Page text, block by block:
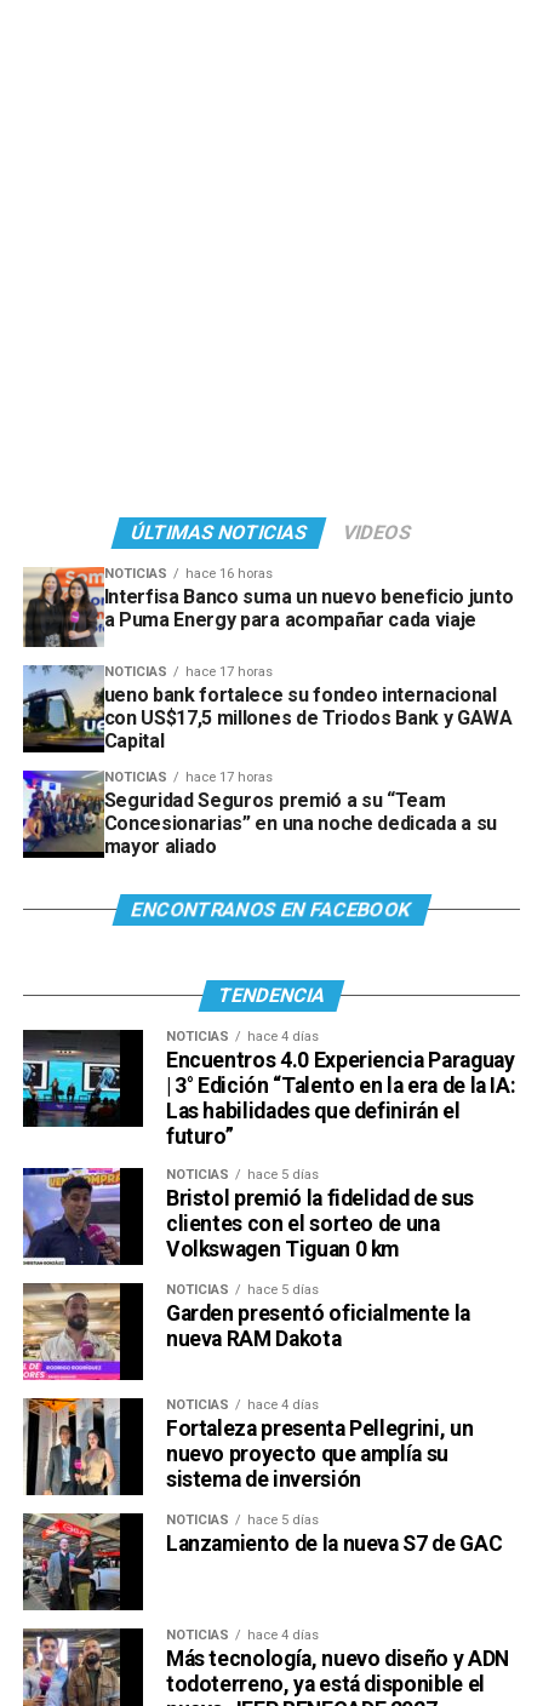
ÚLTIMAS NOTICIAS VIDEOS
NOTICIAS hace 16 horas
Interfisa Banco suma un nuevo beneficio junto
a Puma Energy para acompañar cada viaje
NOTICIAS hace 17 horas
ueno bank fortalece su fondeo internacional
con US$17,5 millones de Triodos Bank y GAWA
Capital
NOTICIAS hace 17 horas
Seguridad Seguros premió a su “Team
Concesionarias” en una noche dedicada a su
mayor aliado
ENCONTRANOS EN FACEBOOK
TENDENCIA
NOTICIAS hace 4 días
Encuentros 4.0 Experiencia Paraguay
| 3° Edición “Talento en la era de la IA:
Las habilidades que definirán el
futuro”
NOTICIAS hace 5 días
Bristol premió la fidelidad de sus
clientes con el sorteo de una
Volkswagen Tiguan 0 km
NOTICIAS hace 5 días
Garden presentó oficialmente la
nueva RAM Dakota
NOTICIAS hace 4 días
Fortaleza presenta Pellegrini, un
nuevo proyecto que amplía su
sistema de inversión
NOTICIAS hace 5 días
Lanzamiento de la nueva S7 de GAC
NOTICIAS hace 4 días
Más tecnología, nuevo diseño y ADN
todoterreno, ya está disponible el